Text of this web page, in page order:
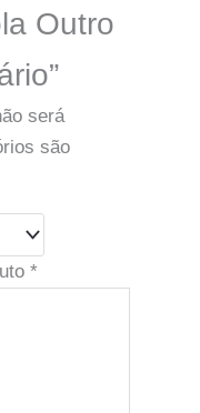
Outro
será
são
*